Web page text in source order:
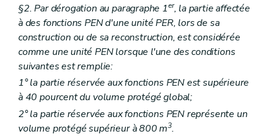
§2. Par dérogation au paragraphe 1er, la partie affectée
à des fonctions PEN d'une unité PER, lors de sa
construction ou de sa reconstruction, est considérée
comme une unité PEN lorsque l'une des conditions
suivantes est remplie:
1° la partie réservée aux fonctions PEN est supérieure
à 40 pourcent du volume protégé global;
2° la partie réservée aux fonctions PEN représente un
volume protégé supérieur à 800 m3.